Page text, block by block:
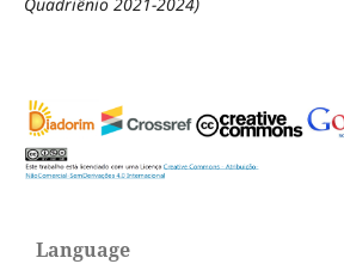
Quadriênio 2021-2024)
Language